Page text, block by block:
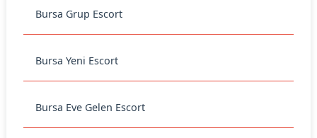
Bursa Grup Escort
Bursa Yeni Escort
Bursa Eve Gelen Escort